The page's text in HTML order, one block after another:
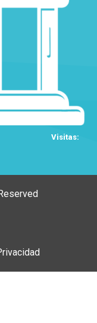
Visitas: